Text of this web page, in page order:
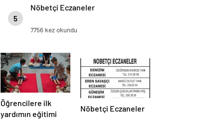
5
Nöbetçi Eczaneler
7756 kez okundu
Öğrencilere ilk
yardımın eğitimi
Nöbetçi Eczaneler